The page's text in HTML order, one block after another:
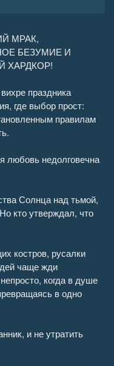
МРАК,
БЕЗУМИЕ И
ХАРДКОР!
праздника
где выбор прост:
правилам
любовь недолговечна
Солнца над тьмой,
кто утверждал, что
костров, русалки
чаще жди
когда в душе
в одно
и не утратить